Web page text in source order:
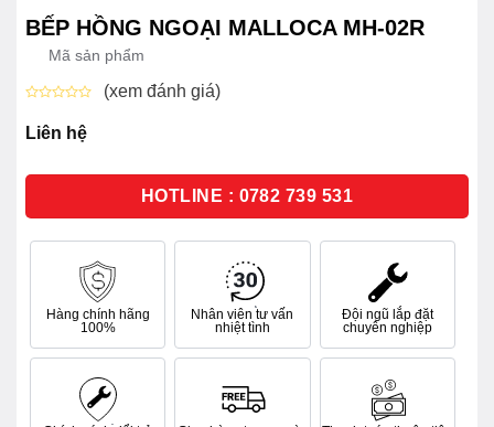
BẾP HỒNG NGOẠI MALLOCA MH-02R
Mã sản phẩm
xếp
hạng
sao
(xem đánh giá)
Liên hệ
HOTLINE : 0782 739 531
Hàng chính hãng
100%
Nhân viên tư vấn
nhiệt tình
Đội ngũ lắp đặt
chuyên nghiệp